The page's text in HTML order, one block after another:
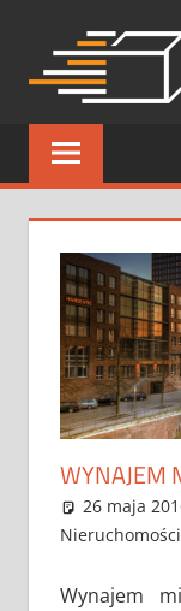
content
WYNAJEM
26 maja
Nieruchomości
Wynajem